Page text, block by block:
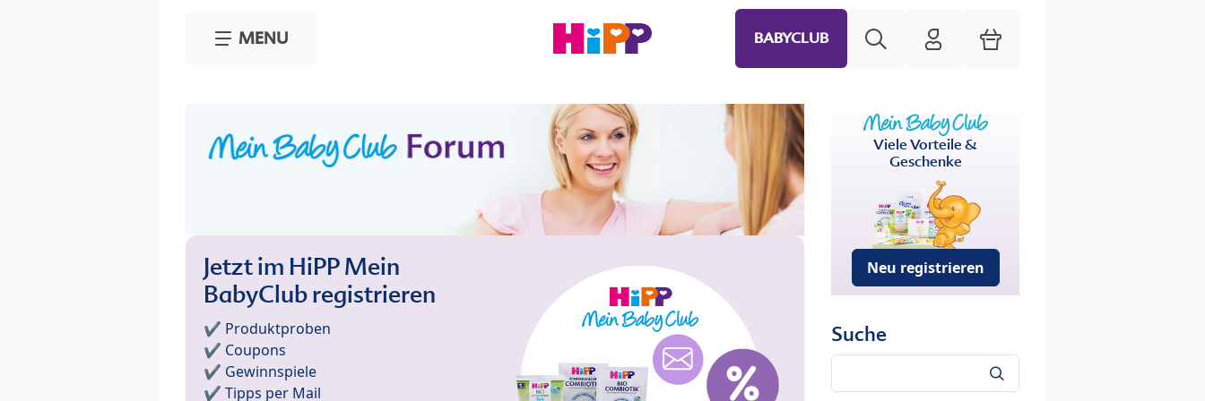
MENU BABYCLUB HiPP Mein Babyclub
Warenkorb
Jetzt im HiPP Mein
BabyClub registrieren
✔️ Produktproben
✔️ Coupons
✔️ Gewinnspiele
✔️ Tipps per Mail
Viele Vorteile &
Geschenke
Neu registrieren
Suche